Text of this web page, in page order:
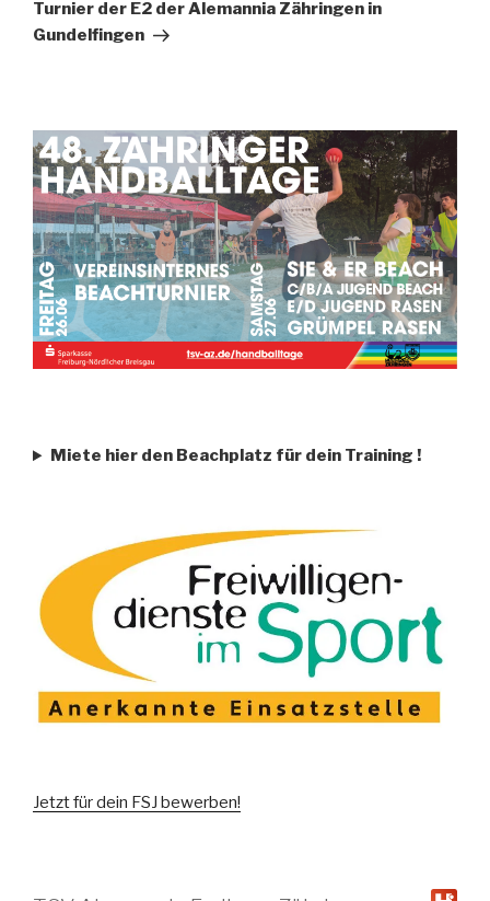
Turnier der E2 der Alemannia Zähringen in
Gundelfingen
Miete hier den Beachplatz für dein Training !
Jetzt für dein FSJ bewerben!